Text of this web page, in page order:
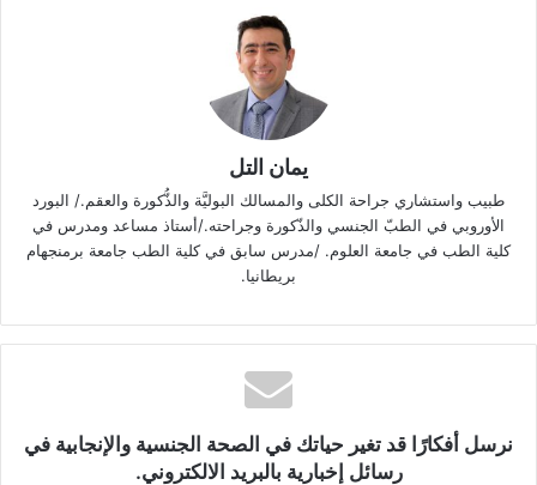
ما هو الطهور الملائكي (الإحليل
في الوضع الطبيعي ينتقل البول والسائل المنوي عبر مجرى البول
الذكري) إلى الخارج بواسطة فتحة مجرى البول، أو ما تعرف باسم
الصماخ التي تقع في طرف رأس القضيب (الحشفة).
الموجودة في الجانب السفلي من القضيب، والتي تُغلِق مجرى البول
إغلاقًا تامًّا، ممَّا يتسبَّب في تقصير الممرّ (أنبوب المجرى البولي)
وعدم وجود الصماخ أو فتحة مجرى البول في مكانها الطبيعي في
طرف رأس القضيب.
يمان التل
طبيب واستشاري جراحة الكلى والمسالك البوليَّة والذُّكورة والعقم./ البورد
الأوروبي في الطبّ الجنسي والذّكورة وجراحته./أستاذ مساعد ومدرس في
كلية الطب في جامعة العلوم. /مدرس سابق في كلية الطب جامعة برمنجهام
بريطانيا.
نرسل أفكارًا قد تغير حياتك في الصحة الجنسية والإنجابية في
رسائل إخبارية بالبريد الالكتروني.